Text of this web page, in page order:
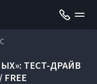
ТЕСТ-ДРАЙВ